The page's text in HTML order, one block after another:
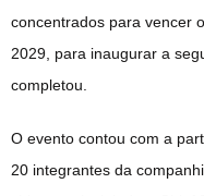
concentrados para vencer
2029, para inaugurar a
completou.
O evento contou com a
20 integrantes da